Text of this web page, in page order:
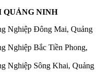
NINH
Nghiệp Đông Mai, Quảng
Nghiệp Bắc Tiền Phong,
Nghiệp Sông Khai, Quảng